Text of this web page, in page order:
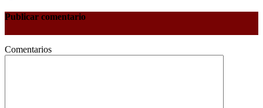
Publicar comentario
Comentarios